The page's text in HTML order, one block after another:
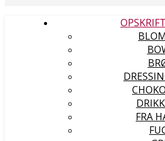
FRA